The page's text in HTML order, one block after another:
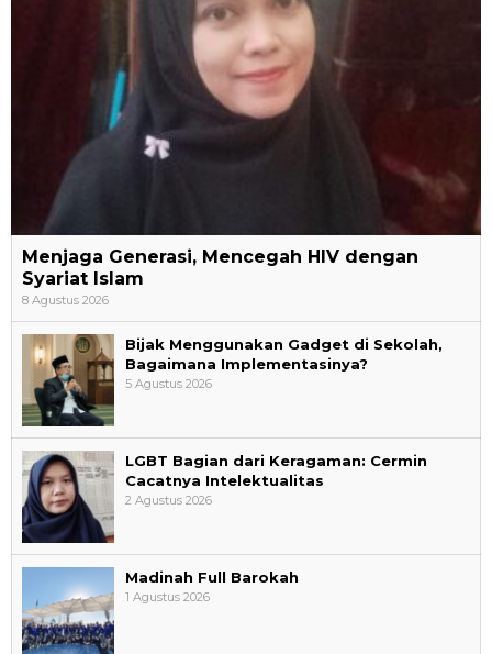
Menjaga Generasi, Mencegah HIV dengan
Syariat Islam
8 Agustus 2026
Bijak Menggunakan Gadget di Sekolah,
Bagaimana Implementasinya?
5 Agustus 2026
LGBT Bagian dari Keragaman: Cermin
Cacatnya Intelektualitas
2 Agustus 2026
Madinah Full Barokah
1 Agustus 2026